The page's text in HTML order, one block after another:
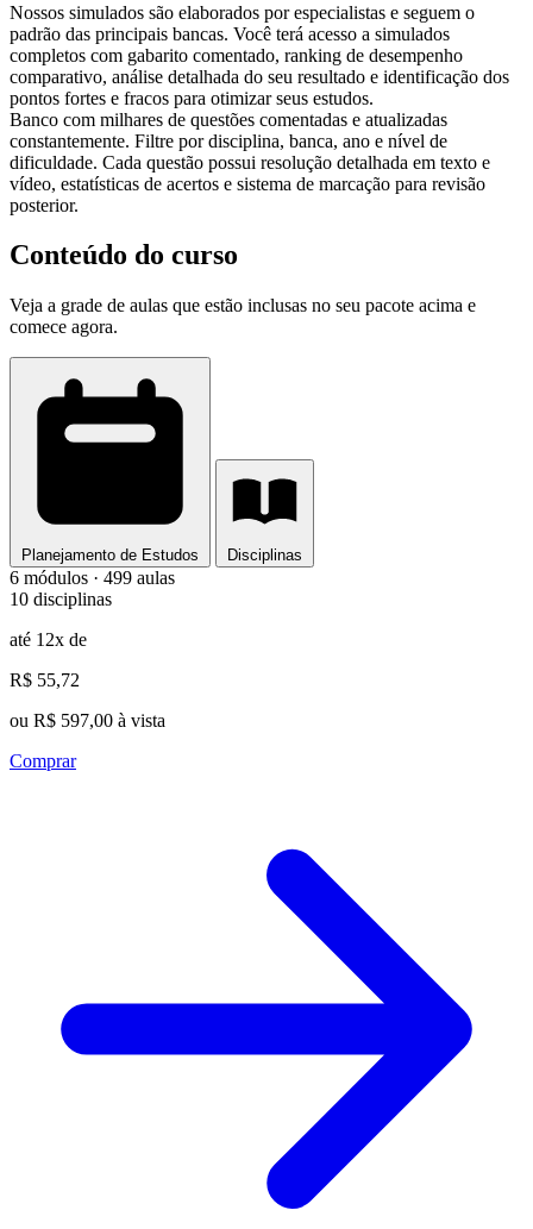
Nossos simulados são elaborados por especialistas e seguem o
padrão das principais bancas. Você terá acesso a simulados
completos com gabarito comentado, ranking de desempenho
comparativo, análise detalhada do seu resultado e identificação dos
pontos fortes e fracos para otimizar seus estudos.
Banco com milhares de questões comentadas e atualizadas
constantemente. Filtre por disciplina, banca, ano e nível de
dificuldade. Cada questão possui resolução detalhada em texto e
vídeo, estatísticas de acertos e sistema de marcação para revisão
posterior.
Conteúdo do curso
Veja a grade de aulas que estão inclusas no seu pacote acima e
comece agora.
Planejamento de Estudos Disciplinas
6 módulos · 499 aulas
10 disciplinas
até 12x de
R$ 55,72
ou R$ 597,00 à vista
Comprar